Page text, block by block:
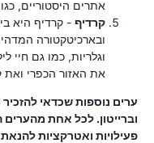
אתרים היסטוריים,
קרדיף - קרדיף היא
ובארכיטקטורה
וגלריות, כמו גם חיי
את האזור הכפרי ואת
ערים נוספות שכדאי
וברייטון. לכל אחת מהערים
פעילויות ואטרקציות